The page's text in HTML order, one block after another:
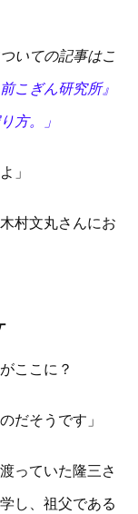
いての記事はこ
こぎん研究所』
方。」
」
村文丸さんにお
ここに？
だそうです」
っていた隆三さ
し、祖父である